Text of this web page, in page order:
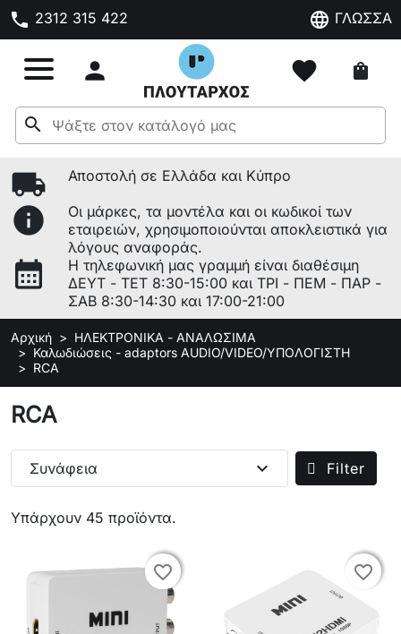
phone 2312 315 422 language ΓΛΩΣΣΑ
 favorite shopping_bag
search
local_shipping Αποστολή σε Ελλάδα και Κύπρο
info
Οι μάρκες, τα μοντέλα και οι κωδικοί των
εταιρειών, χρησιμοποιούνται αποκλειστικά για
λόγους αναφοράς.
calendar_month
Η τηλεφωνική μας γραμμή είναι διαθέσιμη
ΔΕΥΤ - ΤΕΤ 8:30-15:00 και ΤΡΙ - ΠΕΜ - ΠΑΡ -
ΣΑΒ 8:30-14:30 και 17:00-21:00
Αρχική
ΗΛΕΚΤΡΟΝΙΚΑ - ΑΝΑΛΩΣΙΜΑ
Καλωδιώσεις - adaptors AUDIO/VIDEO/ΥΠΟΛΟΓΙΣΤΗ
RCA
RCA
Υπάρχουν 45 προϊόντα.
Συνάφεια expand_more Filter
favorite_border
favorite_border favorite_border
favorite_border